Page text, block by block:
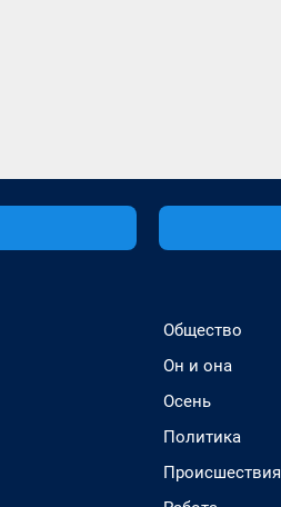
Общество
Он и она
Осень
Политика
Происшествия